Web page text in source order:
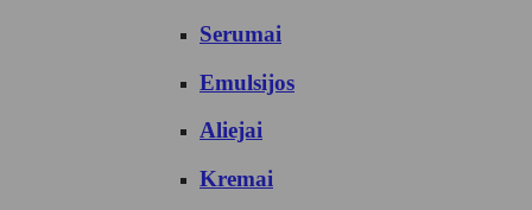
Serumai
Emulsijos
Aliejai
Kremai